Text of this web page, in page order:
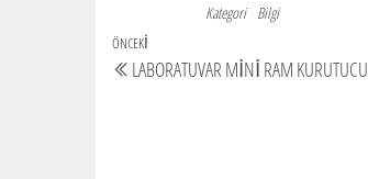
Kategori Bilgi
Yazı
gezinmesi
Önceki
yazı
ÖNCEKI
LABORATUVAR MİNİ RAM KURUTUCU